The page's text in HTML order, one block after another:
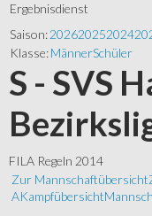
Ergebnisdienst
Saison:202620252024
Klasse:MännerSchüler
S - SVS
FILA Regeln 2014
Zur Mannschaftübersicht
AKampfübersicht